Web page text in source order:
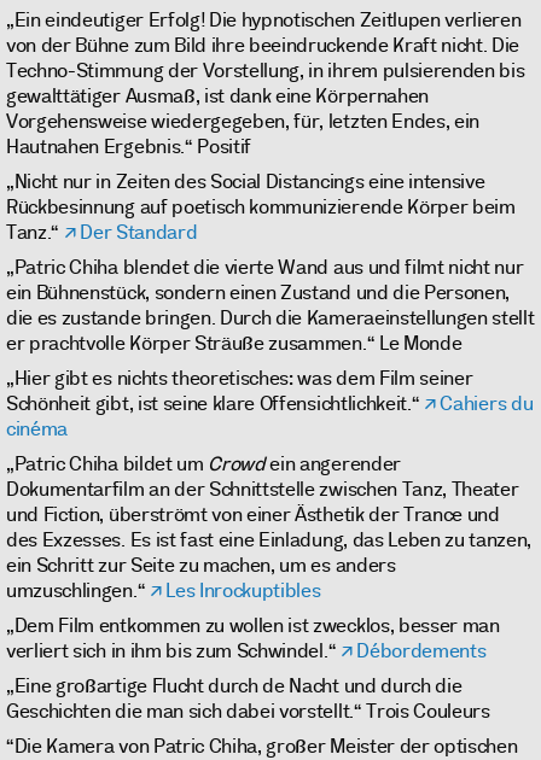
„Ein eindeutiger Erfolg! Die hypnotischen Zeitlupen verlieren
von der Bühne zum Bild ihre beeindruckende Kraft nicht. Die
Techno-Stimmung der Vorstellung, in ihrem pulsierenden bis
gewalttätiger Ausmaß, ist dank eine Körpernahen
Vorgehensweise wiedergegeben, für, letzten Endes, ein
Hautnahen Ergebnis.“ Positif
„Nicht nur in Zeiten des Social Distancings eine intensive
Rückbesinnung auf poetisch kommunizierende Körper beim
Tanz.“
Der Standard
„Patric Chiha blendet die vierte Wand aus und filmt nicht nur
ein Bühnenstück, sondern einen Zustand und die Personen,
die es zustande bringen. Durch die Kameraeinstellungen stellt
er prachtvolle Körper Sträuße zusammen.“ Le Monde
„Hier gibt es nichts theoretisches: was dem Film seiner
Schönheit gibt, ist seine klare Offensichtlichkeit.“
Cahiers du
cinéma
„Patric Chiha bildet um Crowdein angerender
Dokumentarfilm an der Schnittstelle zwischen Tanz, Theater
und Fiction, überströmt von einer Ästhetik der Trance und
des Exzesses. Es ist fast eine Einladung, das Leben zu tanzen,
ein Schritt zur Seite zu machen, um es anders
umzuschlingen.“
Les Inrockuptibles
„Dem Film entkommen zu wollen ist zwecklos, besser man
verliert sich in ihm bis zum Schwindel.“
Débordements
„Eine großartige Flucht durch de Nacht und durch die
Geschichten die man sich dabei vorstellt.“ Trois Couleurs
“Die Kamera von Patric Chiha, großer Meister der optischen